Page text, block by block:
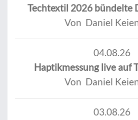
Techtextil 2026 bündelte
Von Daniel
04.08.26
Haptikmessung live auf
Von Daniel
03.08.26